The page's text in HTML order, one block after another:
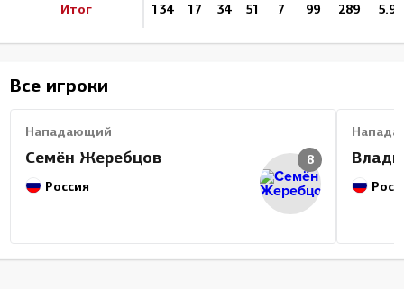
Итог 134 17 34 51 7 99 289 5.9
Все игроки
Нападающий
Семён Жеребцов
Россия
8